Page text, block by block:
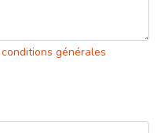
conditions générales